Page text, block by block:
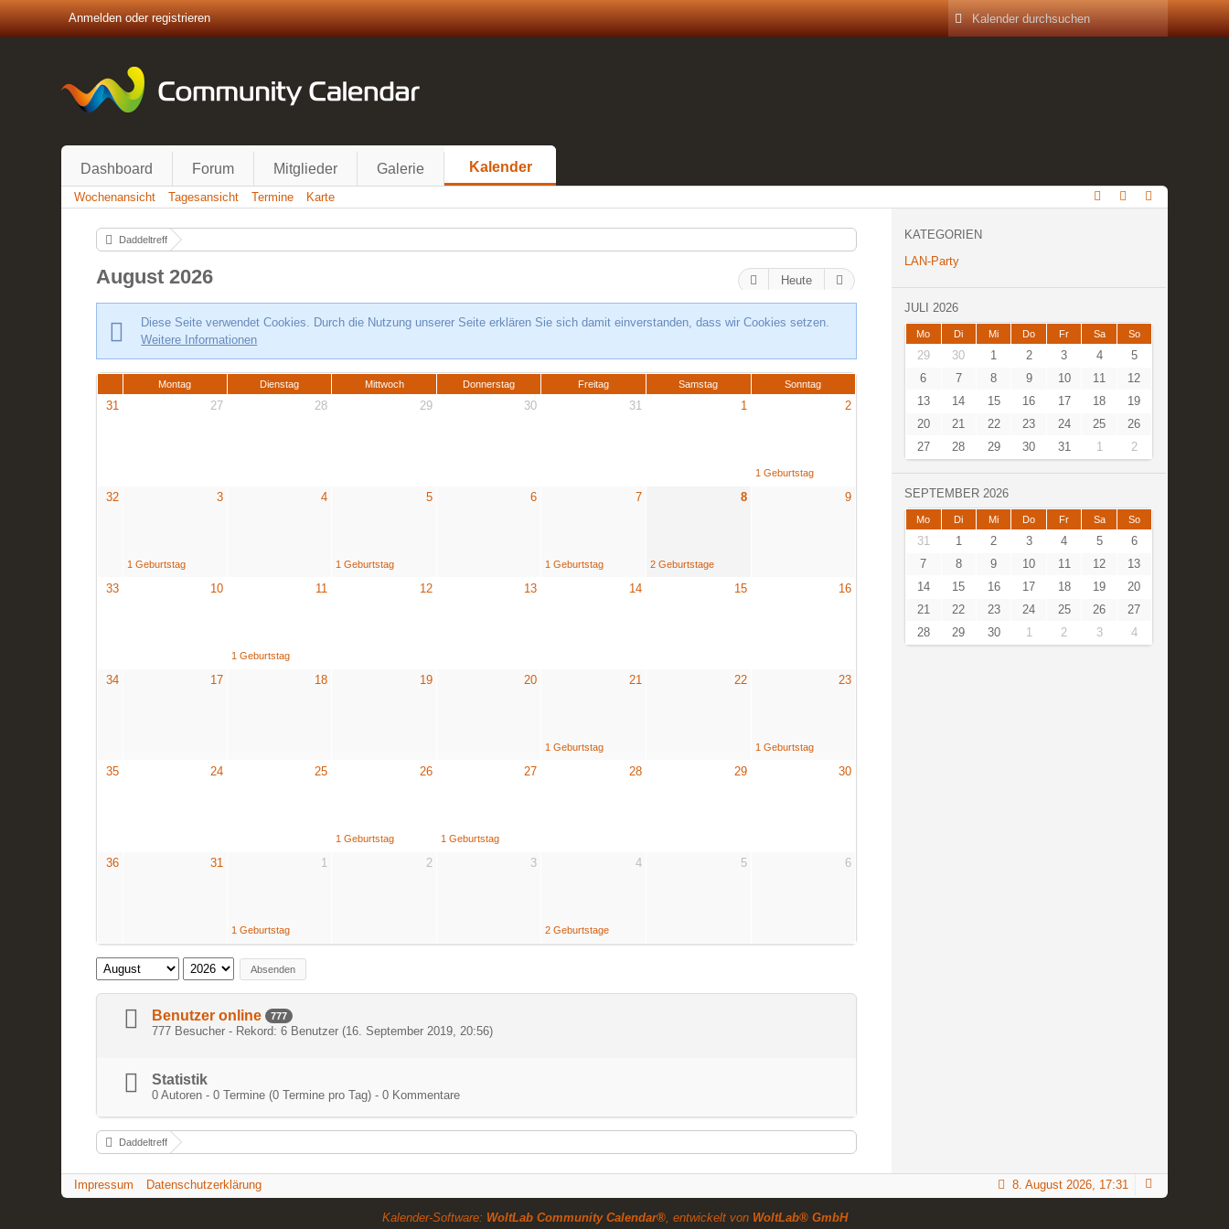
Anmelden oder registrieren
Dashboard Forum Mitglieder Galerie Kalender
Wochenansicht Tagesansicht Termine Karte
Daddeltreff
August 2026 Heute
Diese Seite verwendet Cookies. Durch die Nutzung unserer Seite erklären Sie sich damit einverstanden, dass wir Cookies setzen.
Weitere Informationen
Montag Dienstag Mittwoch Donnerstag Freitag Samstag Sonntag
31 27 28 29 30 31 1 2
1 Geburtstag
32 3
1 Geburtstag
4 5
1 Geburtstag
6 7
1 Geburtstag
8
2 Geburtstage
9
33 10 11
1 Geburtstag
12 13 14 15 16
34 17 18 19 20 21
1 Geburtstag
22 23
1 Geburtstag
35 24 25 26
1 Geburtstag
27
1 Geburtstag
28 29 30
36 31 1
1 Geburtstag
2 3 4
2 Geburtstage
5 6
Absenden
Benutzer online 777
777 Besucher - Rekord: 6 Benutzer (16. September 2019, 20:56)
Statistik
0 Autoren - 0 Termine (0 Termine pro Tag) - 0 Kommentare
Daddeltreff
KATEGORIEN
LAN-Party
JULI 2026
Mo Di Mi Do Fr Sa So
29 30 1 2 3 4
5
6
7 8 9 10 11
12
13
14 15 16 17 18
19
20
21 22 23 24 25
26
27
28 29 30 31 1 2
SEPTEMBER 2026
Mo Di Mi Do Fr Sa So
31 1 2 3 4 5
6
7
8 9 10 11 12
13
14
15 16 17 18 19
20
21
22 23 24 25 26
27
28
29 30 1 2 3 4
Impressum Datenschutzerklärung 8. August 2026, 17:31
Kalender-Software: WoltLab Community Calendar®, entwickelt von WoltLab® GmbH